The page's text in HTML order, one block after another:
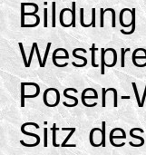
Posen-
Sitz